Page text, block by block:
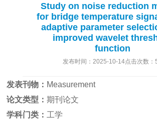
Study on noise reduction
for bridge temperature
adaptive parameter
improved wavelet
function
发布时间：2025-10-14点击次数：
发表刊物： Measurement
论文类型：期刊论文
学科门类： 工学